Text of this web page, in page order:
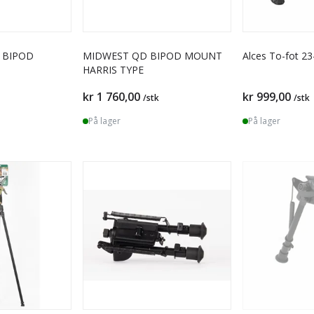
MIDWEST QD BIPOD MOUNT
HARRIS TYPE
kr 1 760,00 /stk
På lager
Alces To-fot
kr 999,00 /stk
På lager